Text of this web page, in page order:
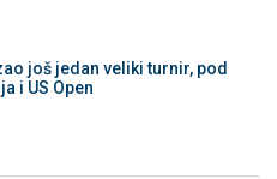
još jedan veliki turnir, pod
i US Open